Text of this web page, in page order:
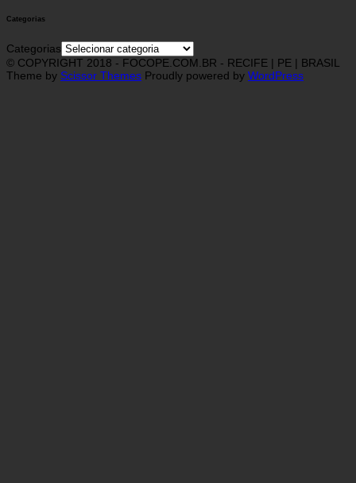
Categorias
Categorias
© COPYRIGHT 2018 - FOCOPE.COM.BR - RECIFE | PE | BRASIL
Theme by Scissor Themes Proudly powered by WordPress